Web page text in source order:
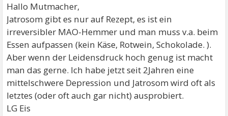
Hallo Mutmacher,
Jatrosom gibt es nur auf Rezept, es ist ein
irreversibler MAO-Hemmer und man muss v.a. beim
Essen aufpassen (kein Käse, Rotwein, Schokolade. ).
Aber wenn der Leidensdruck hoch genug ist macht
man das gerne. Ich habe jetzt seit 2Jahren eine
mittelschwere Depression und Jatrosom wird oft als
letztes (oder oft auch gar nicht) ausprobiert.
LG Eis